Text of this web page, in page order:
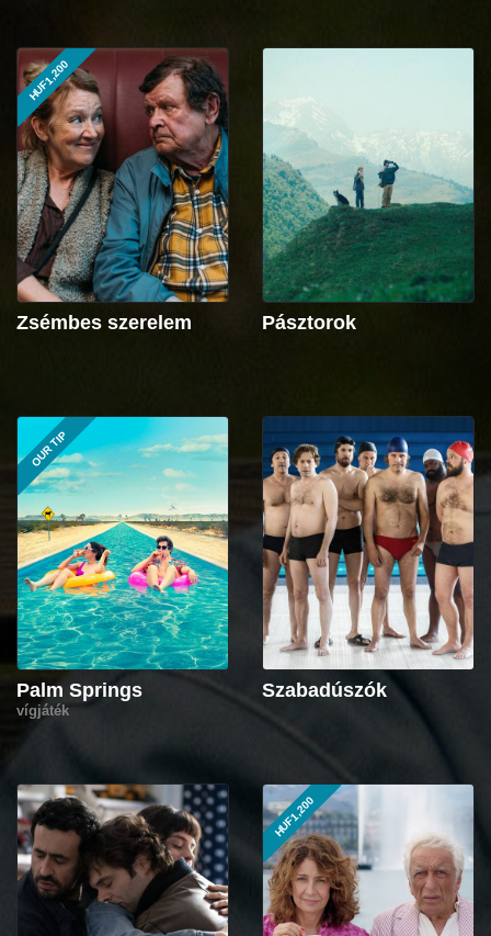
HUF1,200
Zsémbes szerelem Pásztorok
OUR TIP
Palm Springs
vígjáték
Szabadúszók
HUF1,200